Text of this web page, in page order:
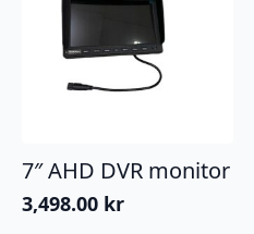
7″ AHD DVR monitor
3,498.00 kr